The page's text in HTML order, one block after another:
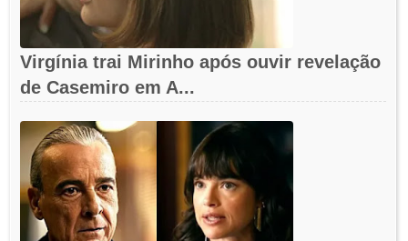
Virgínia trai Mirinho após ouvir revelação
de Casemiro em A...